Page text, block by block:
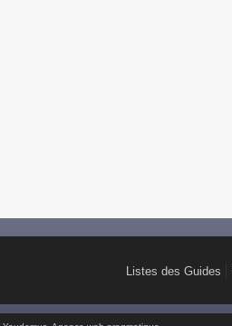
Listes des Guides